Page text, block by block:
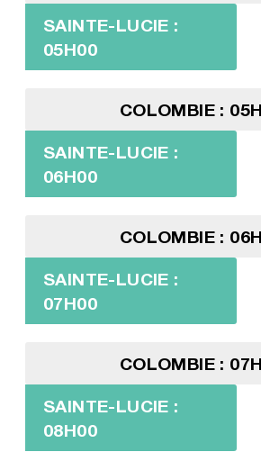
SAINTE-LUCIE :
05H00
COLOMBIE :
SAINTE-LUCIE :
06H00
COLOMBIE :
SAINTE-LUCIE :
07H00
COLOMBIE :
SAINTE-LUCIE :
08H00